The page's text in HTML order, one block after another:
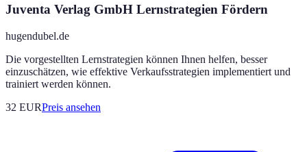
Juventa Verlag GmbH Lernstrategien Fördern
hugendubel.de
Die vorgestellten Lernstrategien können Ihnen helfen, besser
einzuschätzen, wie effektive Verkaufsstrategien implementiert und
trainiert werden können.
32 EURPreis ansehen